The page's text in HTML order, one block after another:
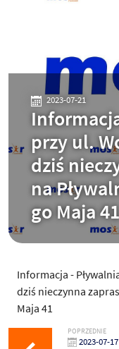
2023-07-21
przy ul.
dziś
na
go Maja 41
Informacja -
dziś nieczynna
Maja 41
POPRZEDNIE
2023-07-17